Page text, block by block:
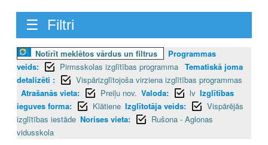
☰ Filtri
Notīrīt meklētos vārdus un filtrus
Programmas
veids:
Pirmsskolas izglītības programma Tematiskā joma
detalizēti :
Vispārizglītojoša virziena izglītības programmas
Atrašanās vieta:
Preiļu nov. Valoda: lv Izglītības
ieguves forma:
Klātiene Izglītotāja veids:
Vispārējās
izglītības iestāde Norises vieta:
Rušona - Aglonas
vidusskola